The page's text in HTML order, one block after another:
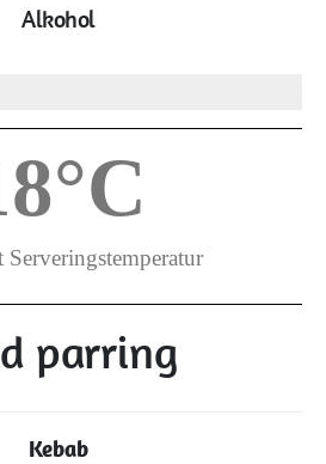
Alkohol
Serveringstemperatur
°C
parring
Kebab